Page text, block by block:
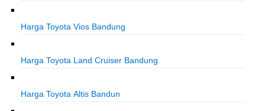
Harga Toyota Vios Bandung
Harga Toyota Land Cruiser Bandung
Harga Toyota Altis Bandun